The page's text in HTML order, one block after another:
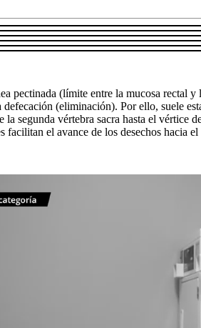
pectinada (límite entre la mucosa
(eliminación). Por ello, suele
segunda vértebra sacra hasta el
facilitan el avance de los desechos hacia